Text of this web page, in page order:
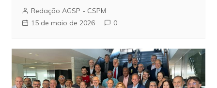
Redação AGSP - CSPM
15 de maio de 2026
0